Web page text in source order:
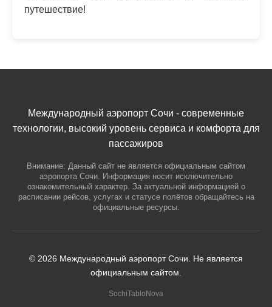
путешествие!
Международный аэропорт Сочи - современные
технологии, высокий уровень сервиса и комфорта для
пассажиров
Внимание: Данный сайт не является официальным сайтом
аэропорта Сочи. Информация носит исключительно
ознакомительный характер. За актуальной информацией о
расписании рейсов, услугах и статусе полётов обращайтесь на
официальные ресурсы.
© 2026 Международный аэропорт Сочи. Не является
официальным сайтом.
SochiTabloNova